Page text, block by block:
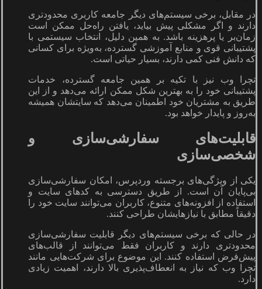
در مقابل، برخی سیستم‌های دیگر جامعه کاربری محدودتری
دارند و اگر مشکلی پیش بیاید، یافتن راه‌حل ممکن است
زمان‌بر یا پرهزینه باشد. به همین دلیل، انتخاب سیستمی با
پشتیبانی قوی و منابع آموزشی گسترده، به‌ویژه برای کسانی
که دانش فنی کمی دارند، بسیار حیاتی است.
تچرا وب نیز با تکیه بر همین جامعه گسترده، خدمات
پشتیبانی خود را به بهترین شکل ممکن ارائه می‌دهد و از این
طریق به مشتریان خود اطمینان می‌دهد که سایتشان همیشه
به‌روز و پایدار خواهد بود.
قابلیت‌های سفارشی‌سازی و
شخصی‌سازی
یکی از ویژگی‌های برجسته وردپرس، امکان سفارشی‌سازی
بی‌پایان آن است. از طریق دسترسی به کدهای سایت و
استفاده از افزونه‌های متنوع، کاربران می‌توانند سایت خود را
دقیقاً مطابق با نیازهایشان طراحی کنند.
در حالی که برخی سیستم‌های دیگر قابلیت سفارشی‌سازی
محدودتری دارند و کاربران فقط می‌توانند از قالب‌های
پیش‌فرض استفاده کنند. این موضوع برای شرکت‌هایی مانند
تچرا وب که نیاز به انعطاف‌پذیری بالا دارند، اهمیت زیادی
دارد.